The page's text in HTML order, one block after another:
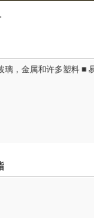
璃，金属和许多塑料 ■